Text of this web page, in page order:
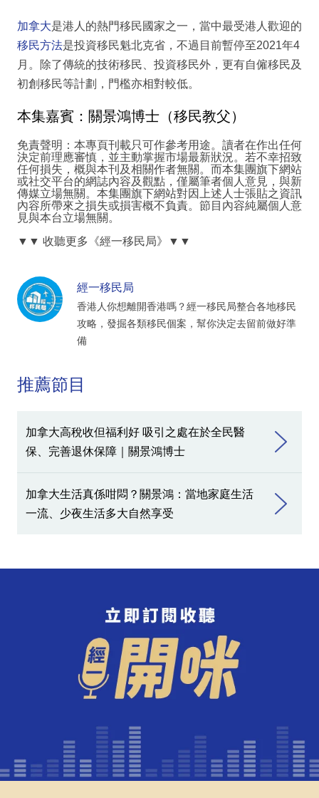
加拿大是港人的熱門移民國家之一，當中最受港人歡迎的
移民方法是投資移民魁北克省，不過目前暫停至2021年4
月。除了傳統的技術移民、投資移民外，更有自僱移民及
初創移民等計劃，門檻亦相對較低。
本集嘉賓：關景鴻博士（移民教父）
免責聲明：本專頁刊載只可作參考用途。讀者在作出任何
決定前理應審慎，並主動掌握市場最新狀況。若不幸招致
任何損失，概與本刊及相關作者無關。而本集團旗下網站
或社交平台的網誌內容及觀點，僅屬筆者個人意見，與新
傳媒立場無關。本集團旗下網站對因上述人士張貼之資訊
內容所帶來之損失或損害概不負責。節目內容純屬個人意
見與本台立場無關。
▼▼ 收聽更多《經一移民局》 ▼▼
經一移民局
香港人你想離開香港嗎？經一移民局整合各地移民
攻略，發掘各類移民個案，幫你決定去留前做好準
備
推薦節目
加拿大高稅收但福利好 吸引之處在於全民醫
保、完善退休保障｜關景鴻博士
加拿大生活真係咁悶？關景鴻：當地家庭生活
一流、少夜生活多大自然享受